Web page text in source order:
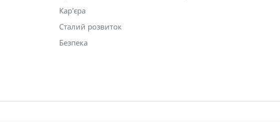
Кар'єра
Сталий розвиток
Безпека